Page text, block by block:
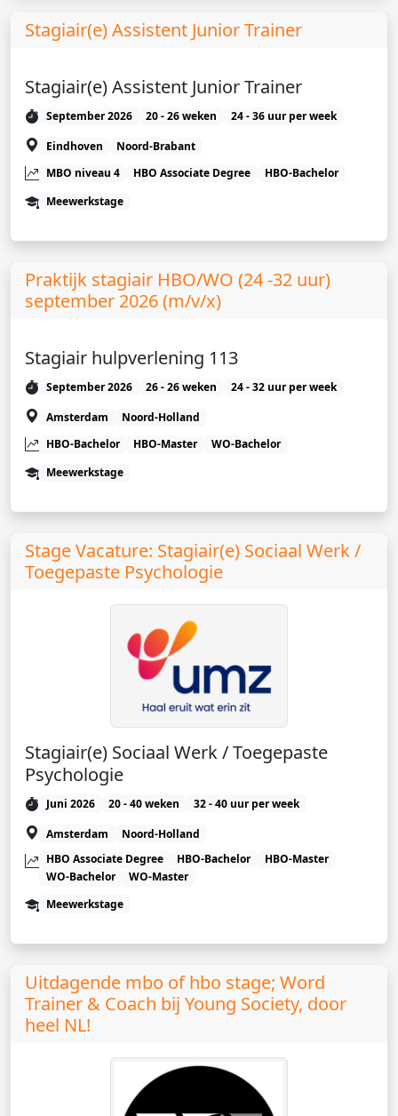
Stagiair(e) Assistent Junior Trainer
Stagiair(e) Assistent Junior Trainer
September 2026 20 - 26 weken
24 - 36 uur per week
Eindhoven
Noord-Brabant
MBO niveau 4
HBO Associate Degree
HBO-Bachelor
Meewerkstage
Praktijk stagiair HBO/WO (24 -32 uur)
september 2026 (m/v/x)
Stagiair hulpverlening 113
September 2026 26 - 26 weken
24 - 32 uur per week
Amsterdam
Noord-Holland
HBO-Bachelor
HBO-Master
WO-Bachelor
Meewerkstage
Stage Vacature: Stagiair(e) Sociaal Werk /
Toegepaste Psychologie
Stagiair(e) Sociaal Werk / Toegepaste
Psychologie
Juni 2026 20 - 40 weken
32 - 40 uur per week
Amsterdam
Noord-Holland
HBO Associate Degree
HBO-Bachelor
HBO-Master
WO-Bachelor
WO-Master
Meewerkstage
Uitdagende mbo of hbo stage; Word
Trainer & Coach bij Young Society, door
heel NL!